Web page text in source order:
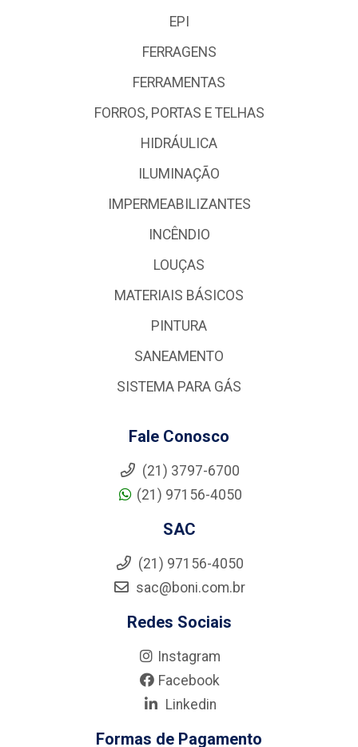
EPI
FERRAGENS
FERRAMENTAS
FORROS, PORTAS E TELHAS
HIDRÁULICA
ILUMINAÇÃO
IMPERMEABILIZANTES
INCÊNDIO
LOUÇAS
MATERIAIS BÁSICOS
PINTURA
SANEAMENTO
SISTEMA PARA GÁS
Fale Conosco
(21) 3797-6700
(21) 97156-4050
SAC
(21) 97156-4050
sac@boni.com.br
Redes Sociais
Instagram
Facebook
Linkedin
Formas de Pagamento